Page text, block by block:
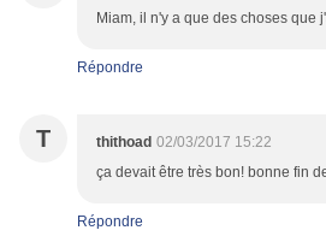
Miam, il n'y a que des choses que
Répondre
T thithoad 02/03/2017 15:22
ça devait être très bon! bonne fin
Répondre